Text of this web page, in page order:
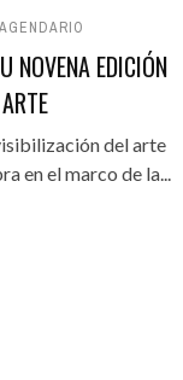
NOVENA EDICIÓN
del arte
en el marco de la...